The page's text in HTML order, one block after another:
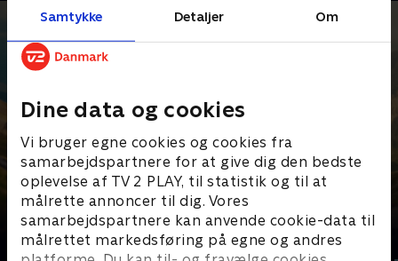
Samtykke Detaljer Om
Dine data og cookies
Vi bruger egne cookies og cookies fra
samarbejdspartnere for at give dig den bedste
oplevelse af TV 2 PLAY, til statistik og til at
målrette annoncer til dig. Vores
samarbejdspartnere kan anvende cookie-data til
målrettet markedsføring på egne og andres
Senest tilføjet